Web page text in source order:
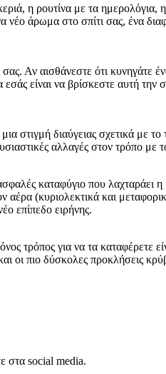
η ρουτίνα με τα
άρωμα στο σπίτι σας, ένα
Αν αισθάνεστε ότι
είναι να βρίσκεστε αυτή
στιγμή διαύγειας σχετικά με
αλλαγές στον τρόπο με
καταφύγιο που
αέρα (κυριολεκτικά και
επίπεδο ειρήνης.
τρόπος για να τα καταφέρετε
οι πιο δύσκολες προκλήσεις
στα social media.